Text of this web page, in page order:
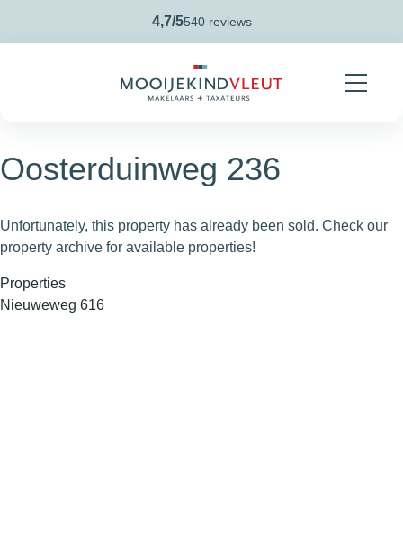
4,7/5540 reviews
Oosterduinweg 236
Unfortunately, this property has already been sold. Check our
property archive for available properties!
Properties
Nieuweweg 616